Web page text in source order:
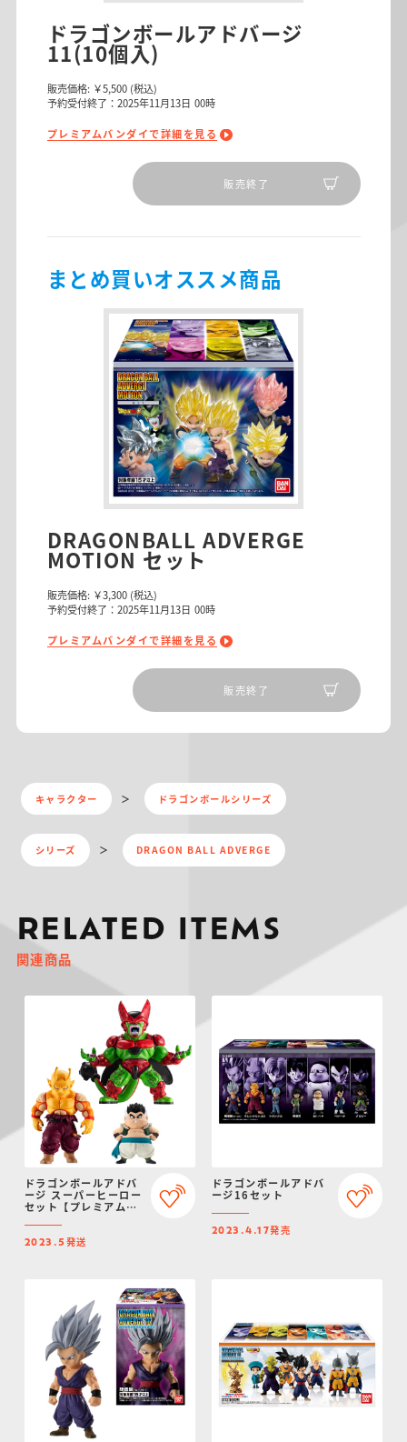
ドラゴンボールアドバージ
11(10個入)
販売価格: ￥5,500 (税込)
予約受付終了：2025年11月13日 00時
プレミアムバンダイで詳細を見る
販売終了
まとめ買いオススメ商品
DRAGONBALL ADVERGE
MOTION セット
販売価格: ￥3,300 (税込)
予約受付終了：2025年11月13日 00時
プレミアムバンダイで詳細を見る
販売終了
キャラクター ドラゴンボールシリーズ
シリーズ DRAGON BALL ADVERGE
RELATED ITEMS
関連商品
ドラゴンボールアドバ
ージ スーパーヒーロー
セット【プレミアムバ
2023.5 発送
ドラゴンボールアドバ
ージ16セット
2023.4.17発売